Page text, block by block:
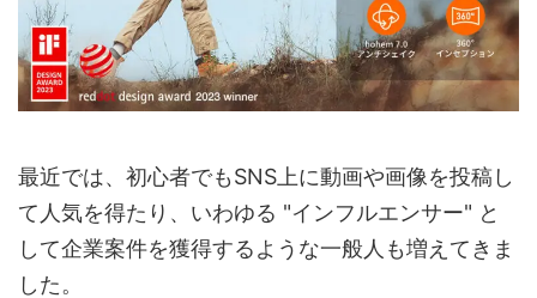
最近では、初心者でもSNS上に動画や画像を投稿し
て人気を得たり、いわゆる "インフルエンサー" と
して企業案件を獲得するような一般人も増えてきま
した。